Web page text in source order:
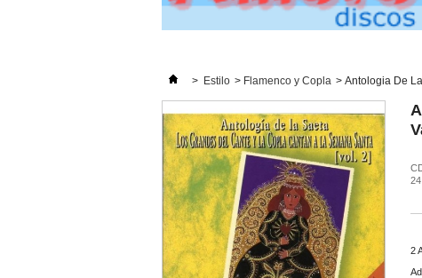
> Estilo > Flamenco y Copla > Antologia De
2